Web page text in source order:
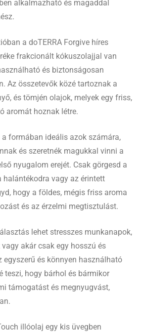
alkalmazható és magaddal
a doTERRA Forgive híres
frakcionált kókuszolajjal van
és biztonságosan
Az összetevők közé tartoznak a
és tömjén olajok, melyek egy friss,
aromát hoznak létre.
a formában ideális azok számára,
és szeretnék magukkal vinni a
nyugalom erejét. Csak görgesd a
halántékodra vagy az érintett
hogy a földes, mégis friss aroma
és az érzelmi megtisztulást.
lehet stresszes munkanapok,
akár csak egy hosszú és
és könnyen használható
teszi, hogy bárhol és bármikor
támogatást és megnyugvást,
illóolaj egy kis üvegben